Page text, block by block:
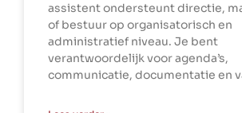
assistent ondersteunt directie,
of bestuur op organisatorisch en
administratief niveau. Je bent
verantwoordelijk voor agenda’s,
communicatie, documentatie en